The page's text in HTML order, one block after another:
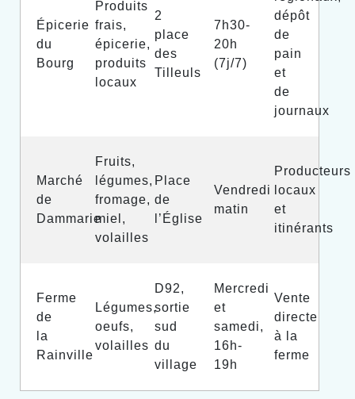
Épicerie
du
Bourg
Produits
frais,
épicerie,
produits
locaux
2
place
des
Tilleuls
7h30-
20h
(7j/7)
dépôt
de
pain
et
de
journaux
Marché
de
Dammarie
Fruits,
légumes,
fromage,
miel,
volailles
Place
de
l’Église
Vendredi
matin
Producteurs
locaux
et
itinérants
Ferme
de
la
Rainville
Légumes,
oeufs,
volailles
D92,
sortie
sud
du
village
Mercredi
et
samedi,
16h-
19h
Vente
directe
à la
ferme